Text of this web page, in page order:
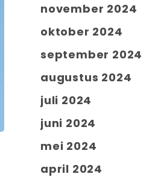
november 2024
oktober 2024
september 2024
augustus 2024
juli 2024
juni 2024
mei 2024
april 2024